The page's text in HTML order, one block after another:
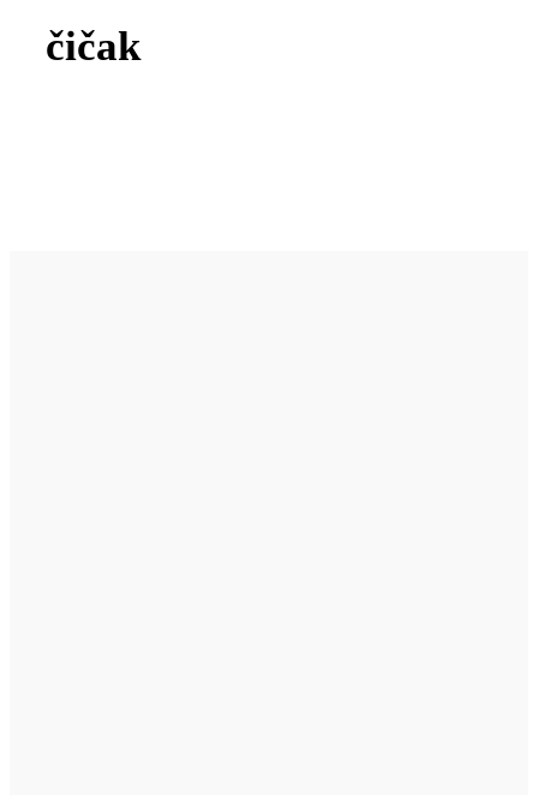
čičak